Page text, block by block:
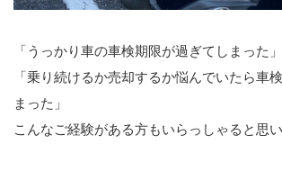
「うっかり車の車検期限が過ぎてしまった」
「乗り続けるか売却するか悩んでいたら車
まった」
こんなご経験がある方もいらっしゃると思い